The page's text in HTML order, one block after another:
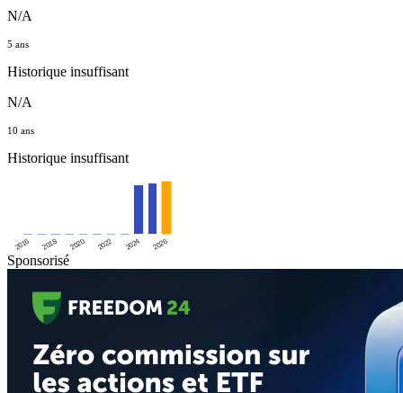
N/A
5 ans
Historique insuffisant
N/A
10 ans
Historique insuffisant
2016 2018 2020 2022 2024 2026
Sponsorisé